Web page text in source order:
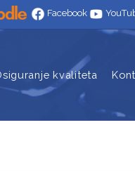
Facebook
kvaliteta